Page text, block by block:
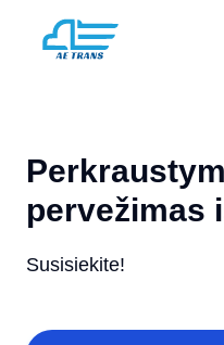
pervežimas
Susisiekite!